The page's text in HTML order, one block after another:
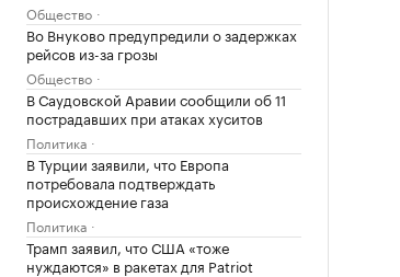
Общество
Во Внуково предупредили о задержках
рейсов из-за грозы
Общество
В Саудовской Аравии сообщили об 11
пострадавших при атаках хуситов
Политика
В Турции заявили, что Европа
потребовала подтверждать
происхождение газа
Политика
Трамп заявил, что США «тоже
нуждаются» в ракетах для Patriot